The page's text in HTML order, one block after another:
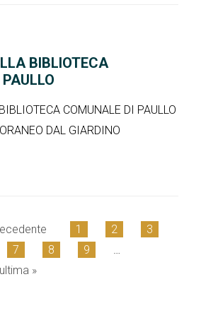
BIBLIOTECA
COMUNALE DI PAULLO
DAL GIARDINO
1 2
3
7 8 9
ultima »